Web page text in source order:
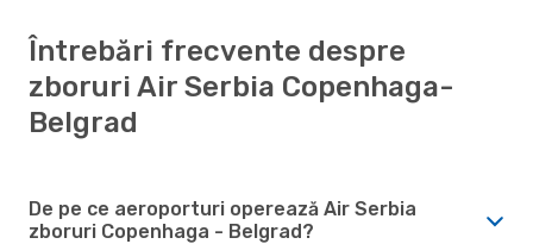
Întrebări frecvente despre
zboruri Air Serbia Copenhaga-
Belgrad
De pe ce aeroporturi operează Air Serbia
zboruri Copenhaga - Belgrad?